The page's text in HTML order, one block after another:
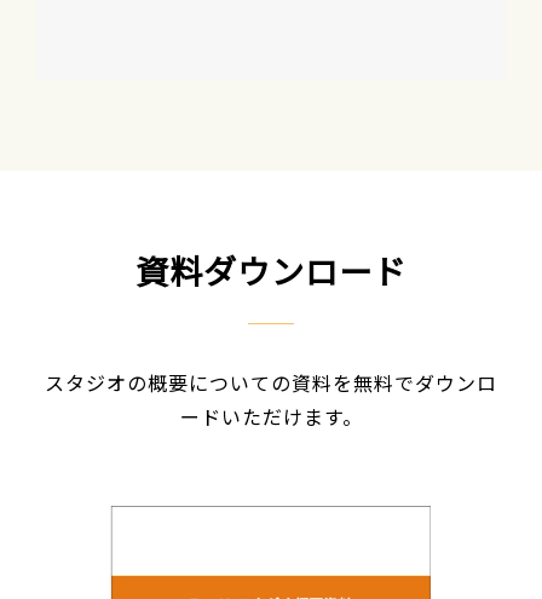
資料ダウンロード
スタジオの概要についての資料を無料でダウンロ
ードいただけます。